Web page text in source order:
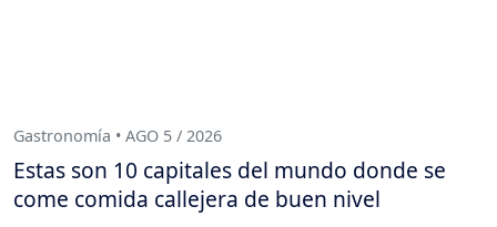
Gastronomía • AGO 5 / 2026
Estas son 10 capitales del mundo donde se
come comida callejera de buen nivel